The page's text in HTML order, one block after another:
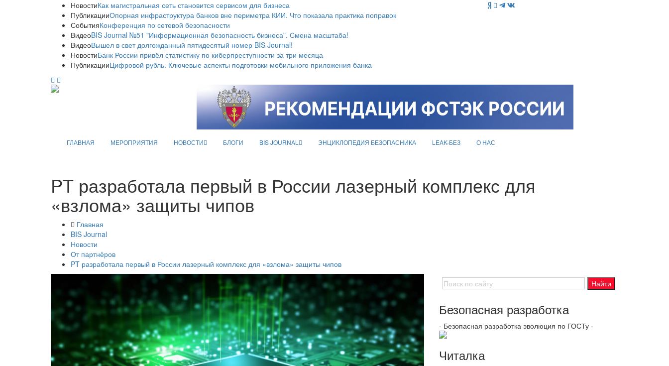
НовостиКак магистральная сеть становится сервисом для бизнеса
ПубликацииОпорная инфраструктура банков вне периметра КИИ. Что показала практика поправок
СобытияКонференция по сетевой безопасности
ВидеоBIS Journal №51 "Информационная безопасность бизнеса". Смена масштаба!
ВидеоВышел в свет долгожданный пятидесятый номер BIS Journal!
НовостиБанк России привёл статистику по киберпреступности за три месяца
ПубликацииЦифровой рубль. Ключевые аспекты подготовки мобильного приложения банка
ГЛАВНАЯ МЕРОПРИЯТИЯ НОВОСТИ БЛОГИ BIS JOURNAL ЭНЦИКЛОПЕДИЯ БЕЗОПАСНИКА LEAK-БЕЗ О НАС
PT разработала первый в России лазерный комплекс для
«взлома» защиты чипов
Главная
BIS Journal
Новости
От партнёров
PT разработала первый в России лазерный комплекс для «взлома» защиты чипов
Безопасная разработка
- Безопасная разработка эволюция по ГОСТу -
Читалка